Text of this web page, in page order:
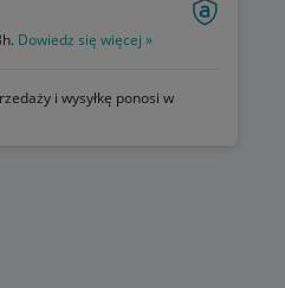
Dowiedz się więcej »
i wysyłkę ponosi w